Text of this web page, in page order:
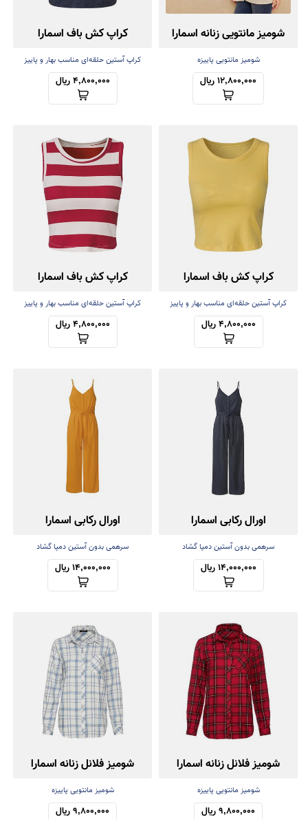
شومیز مانتویی زنانه اسمارا
شومیز مانتویی پاییزه
12,800,000 ریال
کراپ کش باف اسمارا
کراپ آستین حلقه‌ای مناسب بهار و پاییز
4,800,000 ریال
کراپ کش باف اسمارا
کراپ آستین حلقه‌ای مناسب بهار و پاییز
4,800,000 ریال
کراپ کش باف اسمارا
کراپ آستین حلقه‌ای مناسب بهار و پاییز
4,800,000 ریال
اورال رکابی اسمارا
سرهمی بدون آستین دمپا گشاد
14,000,000 ریال
اورال رکابی اسمارا
سرهمی بدون آستین دمپا گشاد
14,000,000 ریال
شومیز فلانل زنانه اسمارا
شومیز مانتویی پاییزه
9,800,000 ریال
شومیز فلانل زنانه اسمارا
شومیز مانتویی پاییزه
9,800,000 ریال